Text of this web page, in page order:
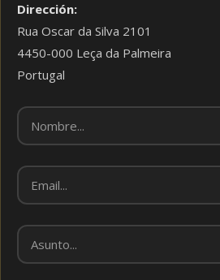
Dirección:
Rua Oscar da Silva 2101
4450-000 Leça da Palmeira
Portugal